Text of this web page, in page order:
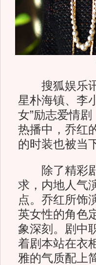
搜狐娱乐讯
星朴海镇、李
女”励志爱情
热播中，乔红
的时装也被当
除了精彩剧
求，内地人气
点。乔红所饰
英女性的角色
象深刻。剧中
着剧本站在衣
雅的气质配上